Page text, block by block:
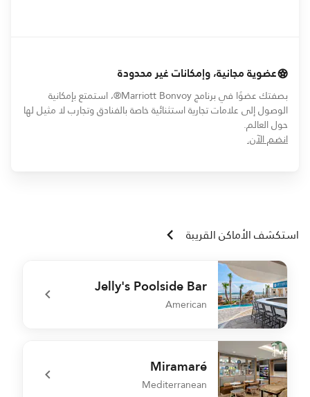
عضوية مجانية، وإمكانات غير محدودة
بصفتك عضوًا في برنامج Marriott Bonvoy®، استمتع بإمكانية
الوصول إلى علامات تجارية استثنائية خاصة بالفنادق وتجارب لا مثيل لها
حول العالم.
انضم الآن.
استكشف الأماكن القريبة
Jelly's Poolside Bar
American
undefined Jelly's Poolside Bar
Miramaré
Mediterranean